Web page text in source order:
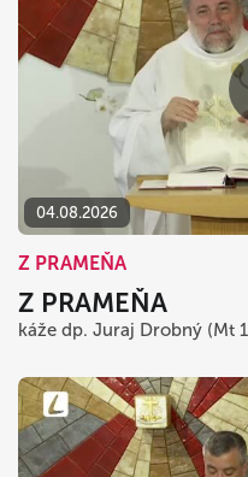
04.08.2026
Z PRAMEŇA
Z PRAMEŇA
káže dp. Juraj Drobný (Mt